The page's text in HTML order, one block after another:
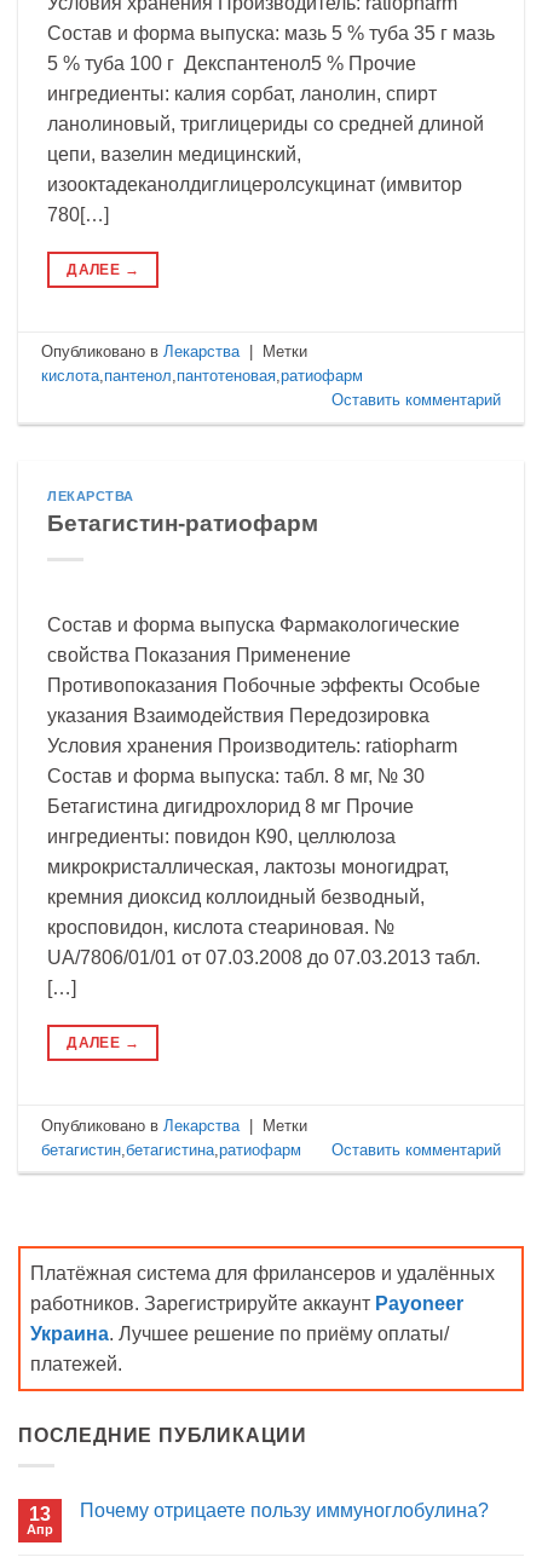
Состав и форма выпуска: мазь 5 % туба 35 г мазь
5 % туба 100 г Декспантенол5 % Прочие
ингредиенты: калия сорбат, ланолин, спирт
ланолиновый, триглицериды со средней длиной
цепи, вазелин медицинский,
изооктадеканолдиглицеролсукцинат (имвитор
780[…]
ДАЛЕЕ →
Опубликовано в Лекарства
Метки
кислота пантенол пантотеновая ,ратиофарм
Оставить комментарий
ЛЕКАРСТВА
Бетагистин-ратиофарм
Состав и форма выпуска Фармакологические
свойства Показания Применение
Противопоказания Побочные эффекты Особые
указания Взаимодействия Передозировка
Условия хранения Производитель: ratiopharm
Состав и форма выпуска: табл. 8 мг, № 30
Бетагистина дигидрохлорид 8 мг Прочие
ингредиенты: повидон К90, целлюлоза
микрокристаллическая, лактозы моногидрат,
кремния диоксид коллоидный безводный,
кросповидон, кислота стеариновая. №
UA/7806/01/01 от 07.03.2008 до 07.03.2013 табл.
[…]
ДАЛЕЕ →
Опубликовано в Лекарства | Метки
бетагистин ,бетагистина ,ратиофарм Оставить комментарий
Платёжная система для фрилансеров и удалённых
работников. Зарегистрируйте аккаунт Payoneer
Украина. Лучшее решение по приёму оплаты/
платежей.
ПОСЛЕДНИЕ ПУБЛИКАЦИИ
13
Апр
Почему отрицаете пользу иммуноглобулина?